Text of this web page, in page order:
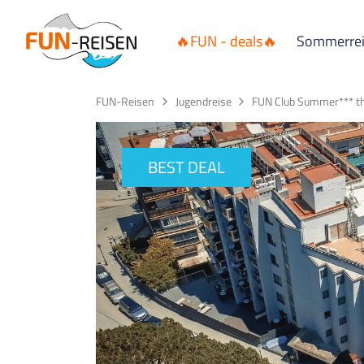
🔥FUN - deals🔥
FUN-Reisen Jugendreise FUN Club Summer***
BEST DEAL